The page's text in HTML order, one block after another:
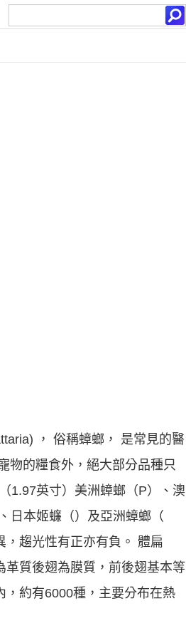
， 俗稱蟑螂， 是常見的醫
物的糧食外，絕大部分品種只
1.97英寸）美洲蟑螂（P）、澳
日本姬蠊（）及亞洲蟑螂（
，趨光性有正亦有負。 體扁
質後翅為膜質，前後翅基本等
，約有6000種，主要分布在熱